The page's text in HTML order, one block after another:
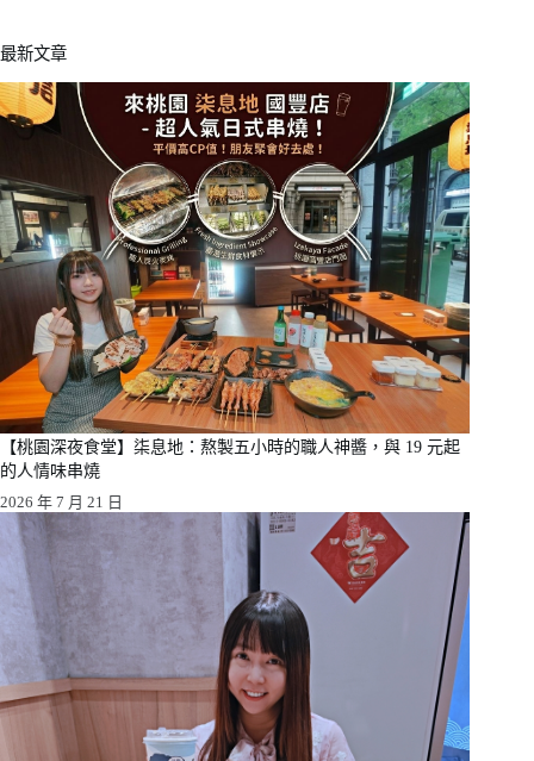
最新文章
【桃園深夜食堂】柒息地：熬製五小時的職人神醬，與 19 元起
的人情味串燒
2026 年 7 月 21 日